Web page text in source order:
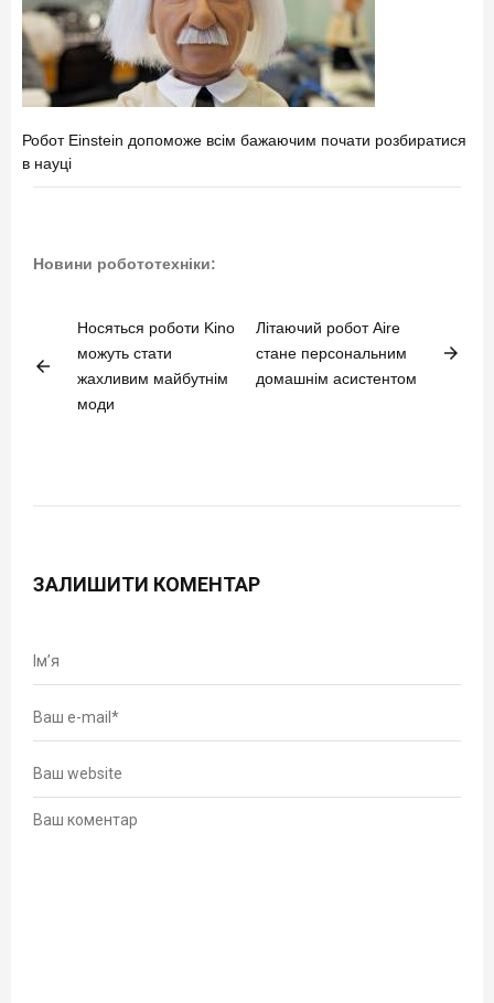
Робот Einstein допоможе всім бажаючим почати розбиратися
в науці
Новини робототехніки:
arrow_back
Носяться роботи Kino
можуть стати
жахливим майбутнім
моди
Літаючий робот Aire
стане персональним
домашнім асистентом
arrow_forward
ЗАЛИШИТИ КОМЕНТАР